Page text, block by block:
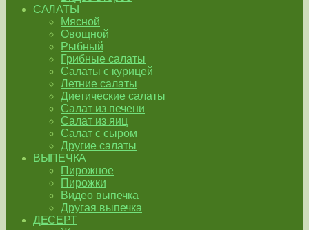
САЛАТЫ
Мясной
Овощной
Рыбный
Грибные салаты
Салаты с курицей
Летние салаты
Диетические салаты
Салат из печени
Салат из яиц
Салат с сыром
Другие салаты
ВЫПЕЧКА
Пирожное
Пирожки
Видео выпечка
Другая выпечка
ДЕСЕРТ